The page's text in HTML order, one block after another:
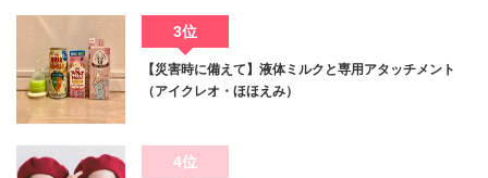
3位
【災害時に備えて】液体ミルクと専用アタッチメント
（アイクレオ・ほほえみ）
4位